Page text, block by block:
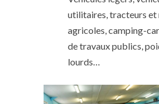
utilitaires, tracteurs et
agricoles, camping-
de travaux publics,
lourds…